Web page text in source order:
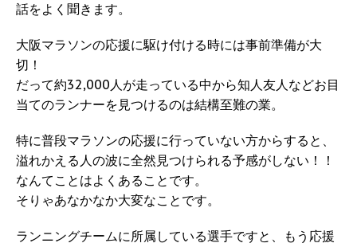
話をよく聞きます。
大阪マラソンの応援に駆け付ける時には事前準備が大
切！
だって約32,000人が走っている中から知人友人などお目
当てのランナーを見つけるのは結構至難の業。
特に普段マラソンの応援に行っていない方からすると、
溢れかえる人の波に全然見つけられる予感がしない！！
なんてことはよくあることです。
そりゃあなかなか大変なことです。
ランニングチームに所属している選手ですと、もう応援